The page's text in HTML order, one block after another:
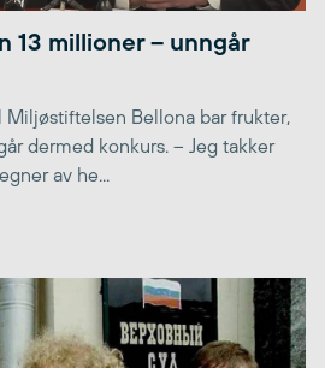
13 millioner – unngår
Miljøstiftelsen Bellona bar frukter,
dermed konkurs. – Jeg takker
av he...